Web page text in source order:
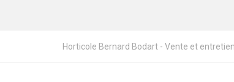
Horticole Bernard Bodart - Vente et